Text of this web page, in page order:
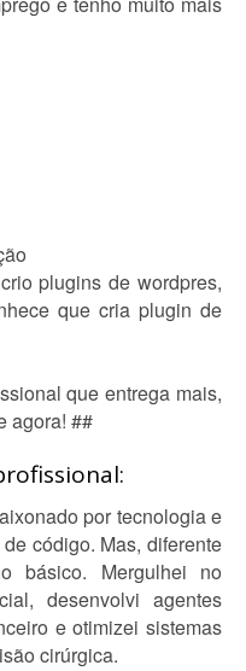
plugins de wordpres,
que cria plugin de
que entrega mais,
agora! ##
por tecnologia e
código. Mas, diferente
básico. Mergulhei no
desenvolvi agentes
e otimizei sistemas
cirúrgica.